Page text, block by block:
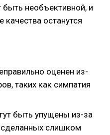
необъективной, и
останутся
оценен из-
таких как симпатия
быть упущены из-за
слишком